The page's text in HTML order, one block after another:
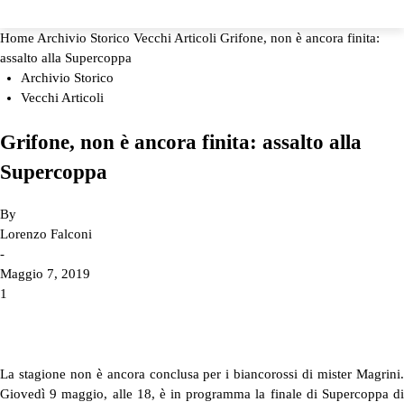
Home Archivio Storico Vecchi Articoli Grifone, non è ancora finita:
assalto alla Supercoppa
Archivio Storico
Vecchi Articoli
Grifone, non è ancora finita: assalto alla
Supercoppa
By
Lorenzo Falconi
-
Maggio 7, 2019
1
La stagione non è ancora conclusa per i biancorossi di mister Magrini.
Giovedì 9 maggio, alle 18, è in programma la finale di Supercoppa di